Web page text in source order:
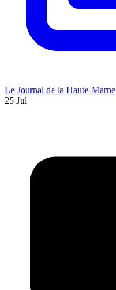
Le Journal de la Haute-Marne
25 Jul